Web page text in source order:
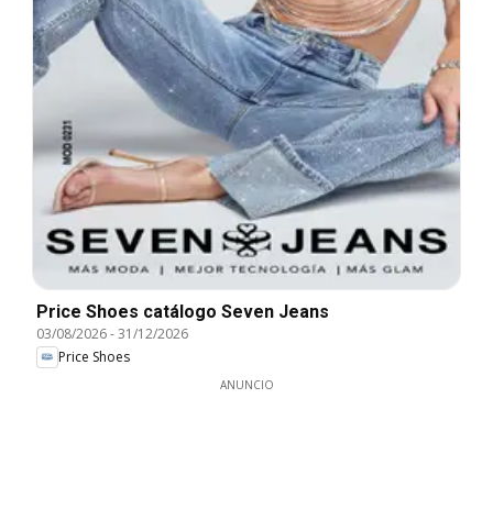
Price Shoes catálogo Seven Jeans
03/08/2026-31/12/2026
Price Shoes
ANUNCIO